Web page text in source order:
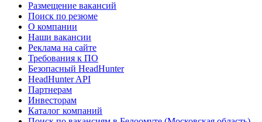
Размещение вакансий
Поиск по резюме
О компании
Наши вакансии
Реклама на сайте
Требования к ПО
Безопасный HeadHunter
HeadHunter API
Партнерам
Инвесторам
Каталог компаний